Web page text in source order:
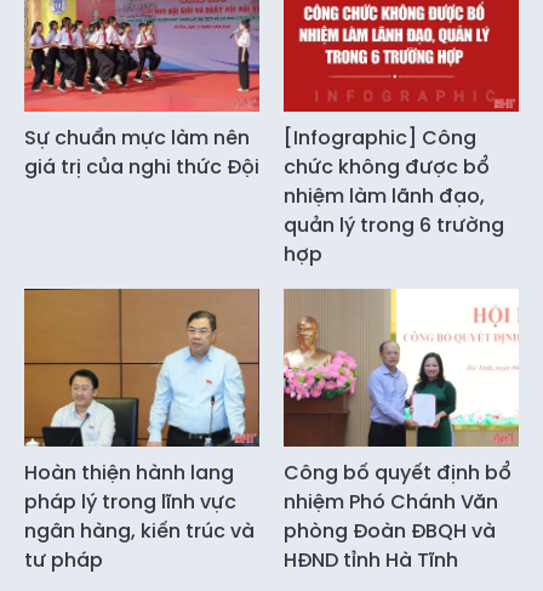
Sự chuẩn mực làm nên
giá trị của nghi thức Đội
[Infographic] Công
chức không được bổ
nhiệm làm lãnh đạo,
quản lý trong 6 trường
hợp
Hoàn thiện hành lang
pháp lý trong lĩnh vực
ngân hàng, kiến trúc và
tư pháp
Công bố quyết định bổ
nhiệm Phó Chánh Văn
phòng Đoàn ĐBQH và
HĐND tỉnh Hà Tĩnh